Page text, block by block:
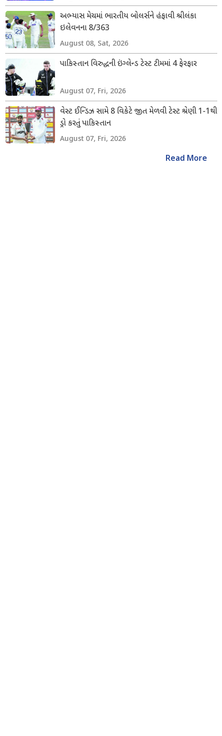
અભ્યાસ મેચમાં ભારતીય બોલર્સને હંફાવી શ્રીલંકા
ઇલેવનના 8/363
August 08, Sat, 2026
પાકિસ્તાન વિરુદ્ધની ઇંગ્લેન્ડ ટેસ્ટ ટીમમાં 4 ફેરફાર
August 07, Fri, 2026
વેસ્ટ ઈન્ડિઝ સામે 8 વિકેટે જીત મેળવી ટેસ્ટ શ્રેણી 1-1થી
ડ્રો કરતું પાકિસ્તાન
August 07, Fri, 2026
Read More